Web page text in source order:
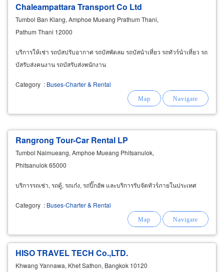
Chaleampattara Transport Co Ltd
Tumbol Ban Klang, Amphoe Mueang Prathum Thani,
Pathum Thani 12000
บริการให้เช่า รถบัสปรับอากาศ รถบัสพัดลม รถบัสนำเที่ยว รถทัวร์นำเที่ยว รถ
บัสรับส่งคนงาน รถบัสรับส่งพนักงาน
Category : Buses-Charter & Rental
Rangrong Tour-Car Rental LP
Tumbol Naimueang, Amphoe Mueang Phitsanulok,
Phitsanulok 65000
บริการรถเช่า, รถตู้, รถเก๋ง, รถปิ๊กอัพ และบริการรับจัดทัวร์ภายในประเทศ
Category : Buses-Charter & Rental
HISO TRAVEL TECH Co.,LTD.
Khwang Yannawa, Khet Sathon, Bangkok 10120